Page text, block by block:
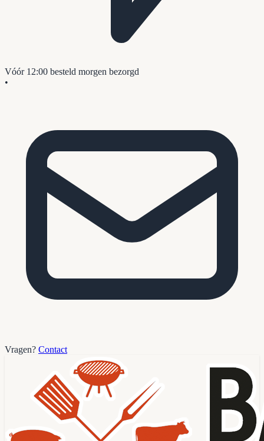
Vóór 12:00 besteld morgen bezorgd
•
Vragen? Contact